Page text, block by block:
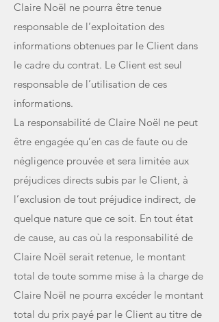
Claire Noël ne pourra être tenue
responsable de l’exploitation des
informations obtenues par le Client dans
le cadre du contrat. Le Client est seul
responsable de l’utilisation de ces
informations.
La responsabilité de Claire Noël ne peut
être engagée qu’en cas de faute ou de
négligence prouvée et sera limitée aux
préjudices directs subis par le Client, à
l’exclusion de tout préjudice indirect, de
quelque nature que ce soit. En tout état
de cause, au cas où la responsabilité de
Claire Noël serait retenue, le montant
total de toute somme mise à la charge de
Claire Noël ne pourra excéder le montant
total du prix payé par le Client au titre de